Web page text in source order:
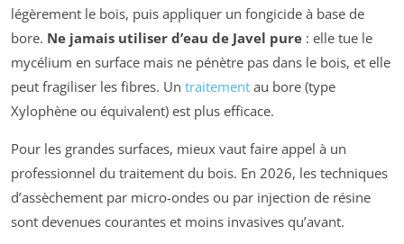
légèrement le bois, puis appliquer un fongicide à base de
bore. Ne jamais utiliser d’eau de Javel pure : elle tue le
mycélium en surface mais ne pénètre pas dans le bois, et elle
peut fragiliser les fibres. Un traitement au bore (type
Xylophène ou équivalent) est plus efficace.
Pour les grandes surfaces, mieux vaut faire appel à un
professionnel du traitement du bois. En 2026, les techniques
d’assèchement par micro-ondes ou par injection de résine
sont devenues courantes et moins invasives qu’avant.